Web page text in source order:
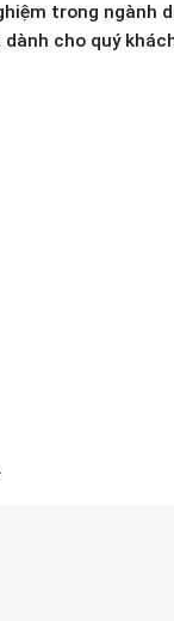
trong ngành
cho quý